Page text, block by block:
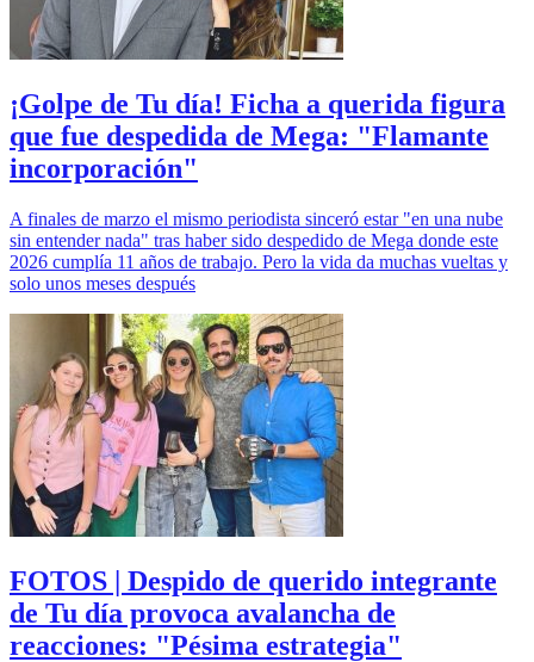
¡Golpe de Tu día! Ficha a querida figura
que fue despedida de Mega: "Flamante
incorporación"
A finales de marzo el mismo periodista sinceró estar "en una nube
sin entender nada" tras haber sido despedido de Mega donde este
2026 cumplía 11 años de trabajo. Pero la vida da muchas vueltas y
solo unos meses después
FOTOS | Despido de querido integrante
de Tu día provoca avalancha de
reacciones: "Pésima estrategia"